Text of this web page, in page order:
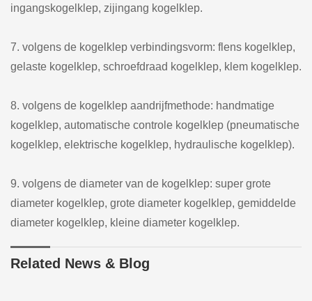
ingangskogelklep, zijingang kogelklep.
7. volgens de kogelklep verbindingsvorm: flens kogelklep,
gelaste kogelklep, schroefdraad kogelklep, klem kogelklep.
8. volgens de kogelklep aandrijfmethode: handmatige
kogelklep, automatische controle kogelklep (pneumatische
kogelklep, elektrische kogelklep, hydraulische kogelklep).
9. volgens de diameter van de kogelklep: super grote
diameter kogelklep, grote diameter kogelklep, gemiddelde
diameter kogelklep, kleine diameter kogelklep.
Related News & Blog